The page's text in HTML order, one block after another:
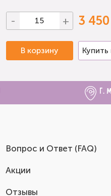
- + 3
В корзину Купить
г.
Вопрос и Ответ (FAQ)
Акции
Отзывы